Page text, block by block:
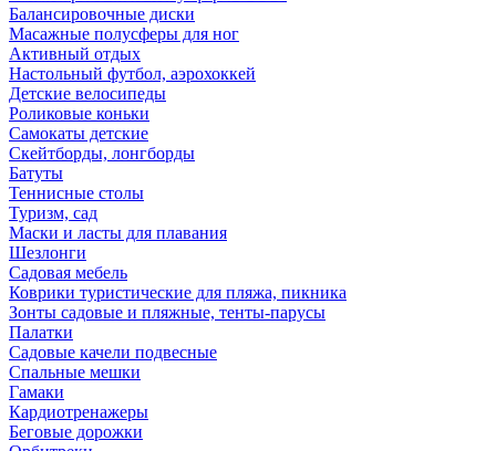
Балансировочные диски
Масажные полусферы для ног
Активный отдых
Настольный футбол, аэрохоккей
Детские велосипеды
Роликовые коньки
Самокаты детские
Скейтборды, лонгборды
Батуты
Теннисные столы
Туризм, сад
Маски и ласты для плавания
Шезлонги
Садовая мебель
Коврики туристические для пляжа, пикника
Зонты садовые и пляжные, тенты-парусы
Палатки
Садовые качели подвесные
Спальные мешки
Гамаки
Кардиотренажеры
Беговые дорожки